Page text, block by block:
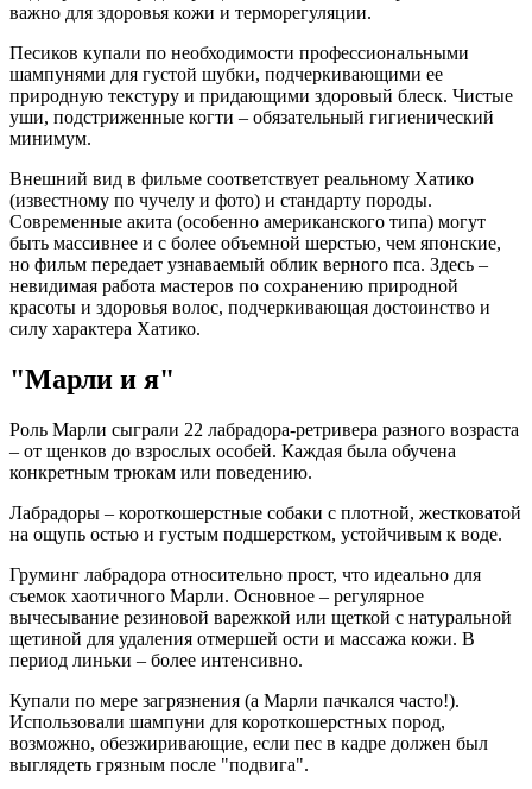
важно для здоровья кожи и терморегуляции.
Песиков купали по необходимости профессиональными
шампунями для густой шубки, подчеркивающими ее
природную текстуру и придающими здоровый блеск. Чистые
уши, подстриженные когти – обязательный гигиенический
минимум.
Внешний вид в фильме соответствует реальному Хатико
(известному по чучелу и фото) и стандарту породы.
Современные акита (особенно американского типа) могут
быть массивнее и с более объемной шерстью, чем японские,
но фильм передает узнаваемый облик верного пса. Здесь –
невидимая работа мастеров по сохранению природной
красоты и здоровья волос, подчеркивающая достоинство и
силу характера Хатико.
"Марли и я"
Роль Марли сыграли 22 лабрадора-ретривера разного возраста
– от щенков до взрослых особей. Каждая была обучена
конкретным трюкам или поведению.
Лабрадоры – короткошерстные собаки с плотной, жестковатой
на ощупь остью и густым подшерстком, устойчивым к воде.
Груминг лабрадора относительно прост, что идеально для
съемок хаотичного Марли. Основное – регулярное
вычесывание резиновой варежкой или щеткой с натуральной
щетиной для удаления отмершей ости и массажа кожи. В
период линьки – более интенсивно.
Купали по мере загрязнения (а Марли пачкался часто!).
Использовали шампуни для короткошерстных пород,
возможно, обезжиривающие, если пес в кадре должен был
выглядеть грязным после "подвига".